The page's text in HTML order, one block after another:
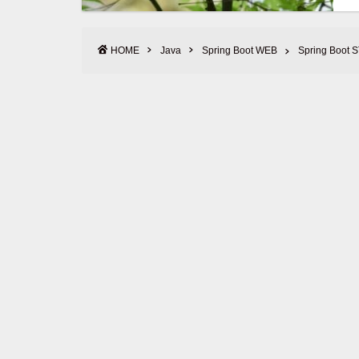
HOME Java Spring Boot WEB Spring Boot